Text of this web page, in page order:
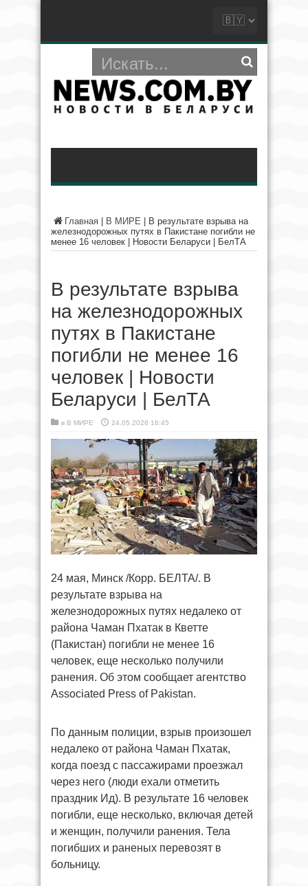
Главная В МИРЕ
В результате взрыва на
железнодорожных путях в Пакистане погибли не
менее 16 человек | Новости Беларуси | БелТА
В результате взрыва
на железнодорожных
путях в Пакистане
погибли не менее 16
человек | Новости
Беларуси | БелТА
в В МИРЕ 24.05.2026 16:45
24 мая, Минск /Корр. БЕЛТА/. В
результате взрыва на
железнодорожных путях недалеко от
района Чаман Пхатак в Кветте
(Пакистан) погибли не менее 16
человек, еще несколько получили
ранения. Об этом сообщает агентство
Associated Press of Pakistan.
По данным полиции, взрыв произошел
недалеко от района Чаман Пхатак,
когда поезд с пассажирами проезжал
через него (люди ехали отметить
праздник Ид). В результате 16 человек
погибли, еще несколько, включая детей
и женщин, получили ранения. Тела
погибших и раненых перевозят в
больницу.